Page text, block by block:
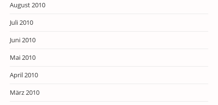
August 2010
Juli 2010
Juni 2010
Mai 2010
April 2010
März 2010